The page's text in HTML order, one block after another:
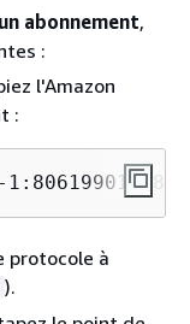
abonnement,
:
l'Amazon
:
protocole à
).